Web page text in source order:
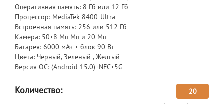
Оперативная память: 8 Гб или 12 Гб
Процессор: MediaTek 8400-Ultra
Встроенная память: 256 или 512 Гб
Камера: 50+8 Мп Мп и 20 Мп
Батарея: 6000 мАч + блок 90 Вт
Цвета: Черный, Зеленый , Желтый
Версия ОС: (Android 15.0)+NFC+5G
Количество: 20